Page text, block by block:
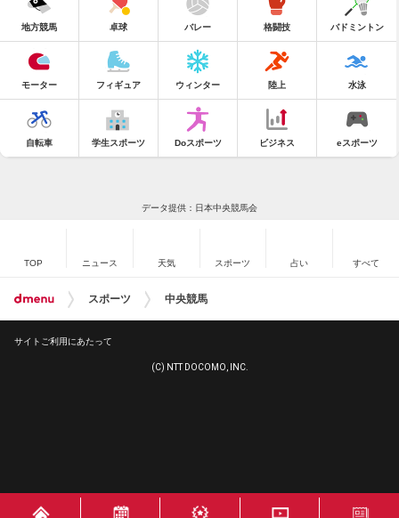
地方競馬 卓球 バレー 格闘技 バドミントン
モーター フィギュア ウィンター 陸上 水泳
自転車 学生スポーツ Doスポーツ ビジネス eスポーツ
データ提供：日本中央競馬会
TOP ニュース 天気 スポーツ 占い すべて
スポーツ 中央競馬
サイトご利用にあたって
(C) NTT DOCOMO, INC.